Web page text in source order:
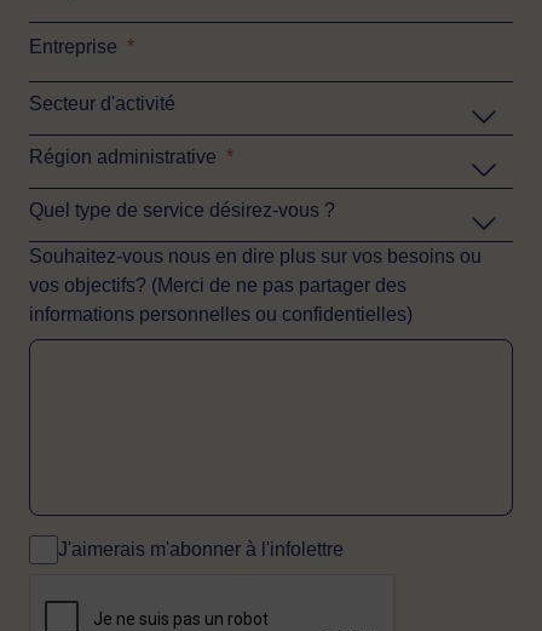
Entreprise *
Secteur d'activité
Région administrative *
Quel type de service désirez-vous ?
Souhaitez-vous nous en dire plus sur vos besoins ou
vos objectifs? (Merci de ne pas partager des
informations personnelles ou confidentielles)
J'aimerais m'abonner à l'infolettre